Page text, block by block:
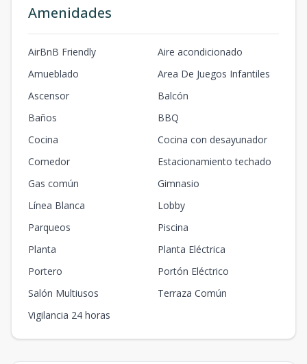
Amenidades
AirBnB Friendly
Aire acondicionado
Amueblado
Area De Juegos Infantiles
Ascensor
Balcón
Baños
BBQ
Cocina
Cocina con desayunador
Comedor
Estacionamiento techado
Gas común
Gimnasio
Línea Blanca
Lobby
Parqueos
Piscina
Planta
Planta Eléctrica
Portero
Portón Eléctrico
Salón Multiusos
Terraza Común
Vigilancia 24 horas